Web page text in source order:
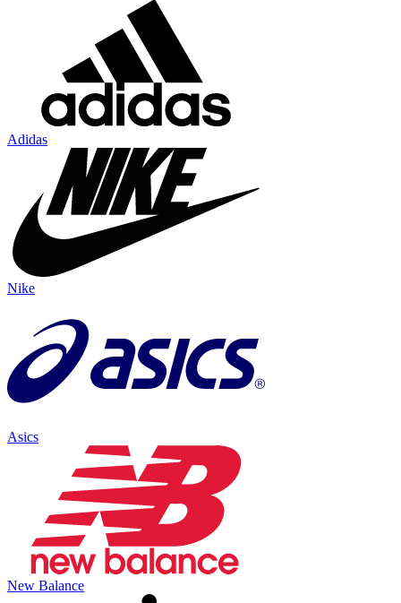
Adidas
Nike
Asics
New Balance